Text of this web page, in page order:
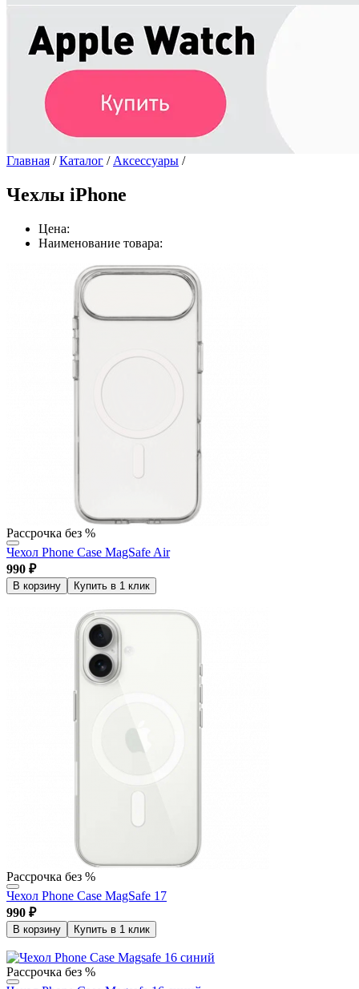
Главная / Каталог / Аксессуары /
Чехлы iPhone
Цена:
Наименование товара:
Рассрочка без %
Чехол Phone Case MagSafe Air
990 ₽
В корзину Купить в 1 клик
Рассрочка без %
Чехол Phone Case MagSafe 17
990 ₽
В корзину Купить в 1 клик
Рассрочка без %